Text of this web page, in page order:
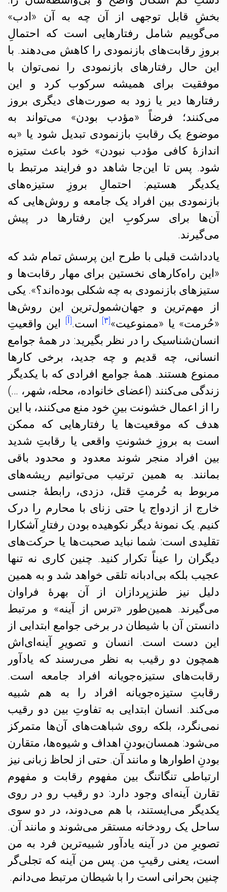
بخشِ قابل توجهی از آن چه به آن «ادب»
می‌گوییم شامل رفتارهایی است که احتمالِ
بروزِ رقابت‌های بازنمودی را کاهش می‌دهند. با
این حال رفتارهای بازنمودی را نمی‌توان با
موفقیت برای همیشه سرکوب کرد و این
رفتارها دیر یا زود به صورت‌های دیگری بروز
می‌کنند؛ فرضاً «مؤدب بودن» می‌تواند به
موضوع یک رقابتِ بازنمودی تبدیل شود یا «به
اندازهٔ کافی مؤدب نبودن» خود باعث ستیزه‌
شود. پس تا این‌جا شاهد دو فرایند مرتبط با
یکدیگر هستیم: احتمالِ‌ بروزِ ستیزه‌های
بازنمودی بین افراد یک جامعه و روش‌هایی که
آن‌ها برای سرکوبِ این رفتارها در پیش
می‌گیرند.
یادداشت قبلی با طرح این پرسش تمام شد که
«این راه‌کارهای نخستین برای مهار رقابت‌ها و
ستیزهای بازنمودی به چه شکلی بوده‌‌اند؟». یکی
از مهم‌ترین و جهان‌شمول‌ترین این روش‌ها
«حُرمت» یا «ممنوعیت»[۳] است.[آ]
این واقعیتِ
انسان‌شناسیک را در نظر بگیرید: در همهٔ جوامع
انسانی، چه قدیم و چه جدید، برخی کارها
ممنوع هستند. همهٔ جوامع افرادی که با یکدیگر
زندگی می‌کنند (اعضای خانواده، محله، شهر، …)
را از اعمال خشونت بینِ خود منع می‌کنند، با این
هدف که موقعیت‌ها یا رفتارهایی که ممکن
است به بروزِ خشونتِ واقعی یا رقابتِ شدید
بین افراد منجر شوند معدود و محدود باقی
بمانند. به همین ترتیب می‌توانیم ریشه‌های
مربوط به حُرمتِ قتل، دزدی، رابطهٔ جنسی
خارج از ازدواج یا حتی زنای با محارم را درک
کنیم. یک نمونهٔ دیگر نکوهیده بودن رفتارِ آشکارا
تقلیدی است: شما نباید صحبت‌ها یا حرکت‌های
دیگران را عیناً تکرار کنید. چنین کاری نه تنها
عجیب بلکه بی‌ادبانه تلقی خواهد شد و به همین
دلیل نیز طنزپردازان از آن بهرهٔ فراوان
می‌گیرند. همین‌طور «ترس از آینه» و مرتبط
دانستن آن با شیطان در برخی جوامع ابتدایی از
این دست است. انسان و تصویرِ آینه‌‌ای‌اش
همچون دو رقیب به نظر می‌رسند که یادآور
رقابت‌های ستیزه‌جویانه افراد جامعه است.
رقابتِ ستیزه‌جویانه افراد را به هم شبیه
می‌کند. انسان ابتدایی به تفاوتِ بین دو رقیب
نمی‌نگرد، بلکه روی شباهت‌های آن‌ها متمرکز
می‌شود: همسان‌بودنِ اهداف و شیوه‌ها، متقارن
بودنِ اطوارها و مانند آن. حتی از لحاظ زبانی نیز
ارتباطی تنگاتنگ بین مفهوم رقابت و مفهوم
تقارن آینه‌ای وجود دارد: دو رقیب رو در روی
یکدیگر می‌ایستند، با هم می‌دوند، در دو سوی
ساحل یک رودخانه مستقر می‌شوند و مانند آن.
تصویرِ من در آینه یادآور شبیه‌ترین فرد به من
است، یعنی رقیبِ من. پس من آینه که تجلی‌گر
چنین بحرانی است را با شیطان مرتبط می‌دانم.